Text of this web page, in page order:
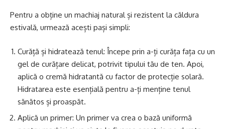
Pentru a obține un machiaj natural și rezistent la căldura
estivală, urmează acești pași simpli:
Curăță și hidratează tenul: Începe prin a-ți curăța fața cu un
gel de curățare delicat, potrivit tipului tău de ten. Apoi,
aplică o cremă hidratantă cu factor de protecție solară.
Hidratarea este esențială pentru a-ți menține tenul
sănătos și proaspăt.
Aplică un primer: Un primer va crea o bază uniformă